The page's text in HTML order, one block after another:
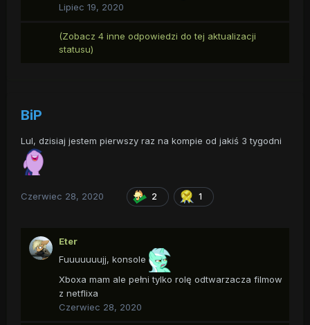
Lipiec 19, 2020
(Zobacz 4 inne odpowiedzi do tej aktualizacji
statusu)
BiP
Lul, dzisiaj jestem pierwszy raz na kompie od jakiś 3 tygodni
Czerwiec 28, 2020 2 1
Eter
Fuuuuuuujj, konsole
Xboxa mam ale pełni tylko rolę odtwarzacza filmow
z netflixa
Czerwiec 28, 2020